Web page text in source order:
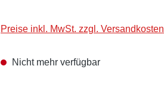
Preise inkl. MwSt. zzgl. Versandkosten
Nicht mehr verfügbar